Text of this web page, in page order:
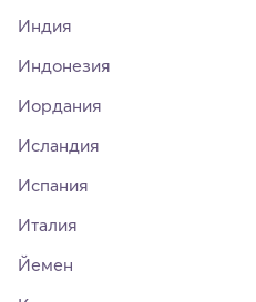
Индия
Индонезия
Иордания
Исландия
Испания
Италия
Йемен